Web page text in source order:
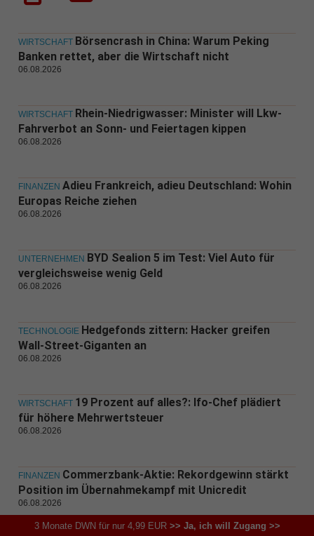
WIRTSCHAFT Börsencrash in China: Warum Peking
Banken rettet, aber die Wirtschaft nicht
06.08.2026
WIRTSCHAFT Rhein-Niedrigwasser: Minister will Lkw-
Fahrverbot an Sonn- und Feiertagen kippen
06.08.2026
FINANZEN Adieu Frankreich, adieu Deutschland: Wohin
Europas Reiche ziehen
06.08.2026
UNTERNEHMEN BYD Sealion 5 im Test: Viel Auto für
vergleichsweise wenig Geld
06.08.2026
TECHNOLOGIE Hedgefonds zittern: Hacker greifen
Wall-Street-Giganten an
06.08.2026
WIRTSCHAFT 19 Prozent auf alles?: Ifo-Chef plädiert
für höhere Mehrwertsteuer
06.08.2026
FINANZEN Commerzbank-Aktie: Rekordgewinn stärkt
Position im Übernahmekampf mit Unicredit
06.08.2026
3 Monate DWN für nur 4,99 EUR>> Ja, ich will Zugang >>